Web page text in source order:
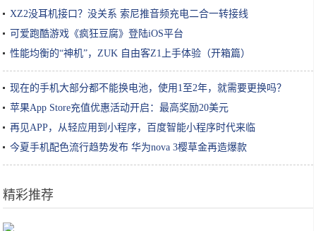
XZ2没耳机接口？没关系 索尼推音频充电二合一转接线
可爱跑酷游戏《疯狂豆腐》登陆iOS平台
性能均衡的“神机”，ZUK 自由客Z1上手体验（开箱篇）
现在的手机大部分都不能换电池，使用1至2年，就需要更换吗？
苹果App Store充值优惠活动开启：最高奖励20美元
再见APP，从轻应用到小程序，百度智能小程序时代来临
今夏手机配色流行趋势发布 华为nova 3樱草金再造爆款
精彩推荐